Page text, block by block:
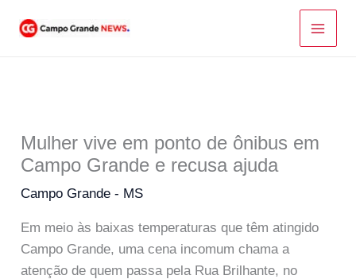
para
Mulher vive em ponto de ônibus em
Campo Grande e recusa ajuda
Campo Grande - MS
Em meio às baixas temperaturas que têm atingido
Campo Grande, uma cena incomum chama a
atenção de quem passa pela Rua Brilhante, no